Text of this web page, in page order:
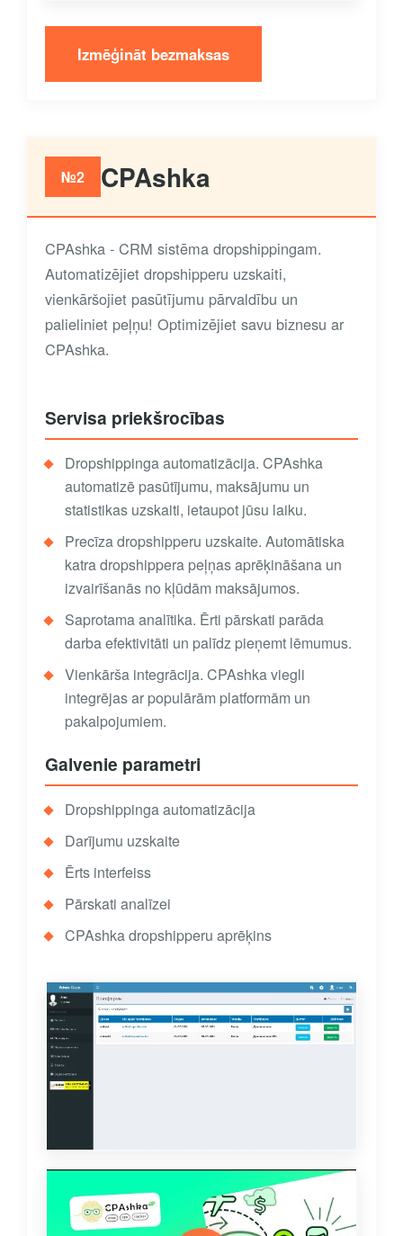
Izmēģināt bezmaksas
№2 CPAshka
CPAshka - CRM sistēma dropshippingam.
Automatizējiet dropshipperu uzskaiti,
vienkāršojiet pasūtījumu pārvaldību un
palieliniet peļņu! Optimizējiet savu biznesu ar
CPAshka.
Servisa priekšrocības
Dropshippinga automatizācija. CPAshka
automatizē pasūtījumu, maksājumu un
statistikas uzskaiti, ietaupot jūsu laiku.
Precīza dropshipperu uzskaite. Automātiska
katra dropshippera peļņas aprēķināšana un
izvairīšanās no kļūdām maksājumos.
Saprotama analītika. Ērti pārskati parāda
darba efektivitāti un palīdz pieņemt lēmumus.
Vienkārša integrācija. CPAshka viegli
integrējas ar populārām platformām un
pakalpojumiem.
Galvenie parametri
Dropshippinga automatizācija
Darījumu uzskaite
Ērts interfeiss
Pārskati analīzei
CPAshka dropshipperu aprēķins